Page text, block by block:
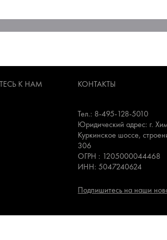
К НАМ КОНТАКТЫ
Тел.: 8-495-128-5010
Юридический адрес: г.
Куркинское шоссе,
306
ОГРН : 1205000044468
ИНН: 5047240624
Подпишитесь на наши